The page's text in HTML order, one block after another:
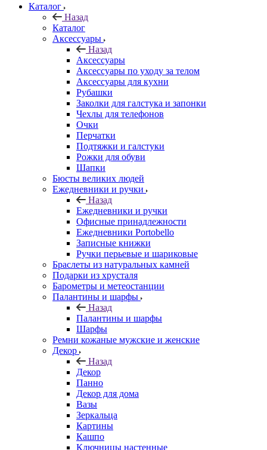
Каталог
Назад
Каталог
Аксессуары
Назад
Аксессуары
Аксессуары по уходу за телом
Аксессуары для кухни
Рубашки
Заколки для галстука и запонки
Чехлы для телефонов
Очки
Перчатки
Подтяжки и галстуки
Рожки для обуви
Шапки
Бюсты великих людей
Ежедневники и ручки
Назад
Ежедневники и ручки
Офисные принадлежности
Ежедневники Portobello
Записные книжки
Ручки перьевые и шариковые
Браслеты из натуральных камней
Подарки из хрусталя
Барометры и метеостанции
Палантины и шарфы
Назад
Палантины и шарфы
Шарфы
Ремни кожаные мужские и женские
Декор
Назад
Декор
Панно
Декор для дома
Вазы
Зеркальца
Картины
Кашпо
Ключницы настенные